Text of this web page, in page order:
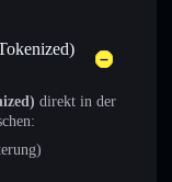
direkt in der